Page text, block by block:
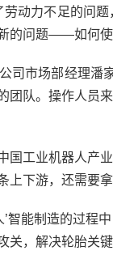
动力不足的问题
的问题——如何
市场部经理潘家
团队。操作人员
工业机器人产业
上下游，还需要拿
能制造的过程中
关，解决轮胎关